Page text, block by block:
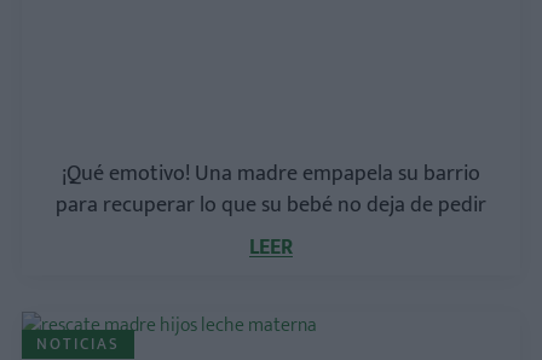
¡Qué emotivo! Una madre empapela su barrio
para recuperar lo que su bebé no deja de pedir
LEER
NOTICIAS